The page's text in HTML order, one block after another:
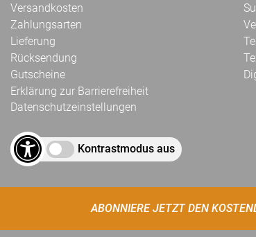
Versandkosten
Zahlungsarten
Lieferung
Rücksendung
Gutscheine
Erklärung zur Barrierefreiheit
Datenschutzeinstellungen
Kontrastmodus aus
ABONNIERE JETZT DEN